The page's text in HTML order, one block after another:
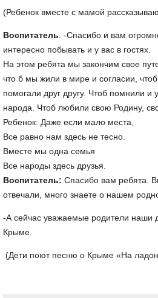
(Ребенок вместе с мамой
Воспитатель . -Спасибо и вам
интересно побывать и у вас в гостях.
На этом ребята мы закончим свое
что б мы жили в мире и согласии,
помогали друг другу. Чтоб помнили и
народа. Чтоб любили свою Родину,
Ребенок: Даже если мало места,
Все равно нам здесь не тесно.
Вместе мы одна семья
Все народы здесь друзья.
Воспитатель: Спасибо вам ребята.
отвечали, много знаете о нашем
-А сейчас уважаемые родители наши
Крыме.
(Дети поют песню о Крыме «На